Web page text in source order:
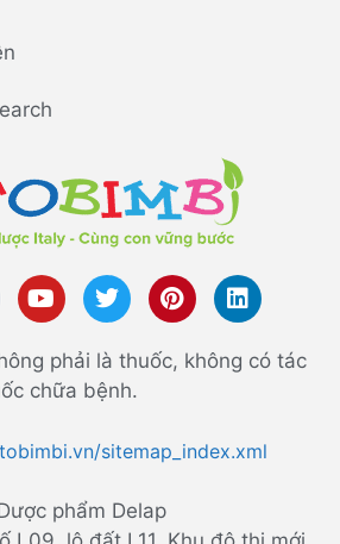
phải là thuốc, không có tác
chữa bệnh.
sitemap_index.xml
phẩm Delap